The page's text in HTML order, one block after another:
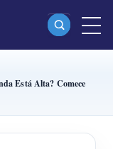
Fi (WEM3080)
Wi-Fi (WEM2067)
Está Alta? Comece